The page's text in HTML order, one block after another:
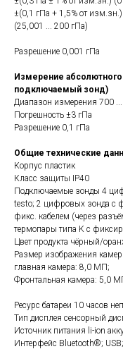
±(0,1 гПа + 1,5% от изм.зн.)
(25,001 ... 200 гПа)
Разрешение 0,001 гПа
Измерение
подключаемый зонд)
Диапазон измерения 700
Погрешность ±3 гПа
Разрешение 0,1 гПа
Общие технические
Корпус пластик
Класс защиты IP40
Подключаемые зонды 4
testo; 2 цифровых зонда с
фикс. кабелем (через
термопары типа K с
Цвет продукта чёрный/
Размер изображения
главная камера: 8,0 МП;
Фронтальная камера: 5,0
Ресурс батареи 10 часов
Тип дисплея сенсорный
Источник питания li-ion
Интерфейс Bluetooth®;